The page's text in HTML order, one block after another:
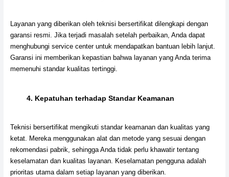
Layanan yang diberikan oleh teknisi bersertifikat dilengkapi dengan
garansi resmi. Jika terjadi masalah setelah perbaikan, Anda dapat
menghubungi service center untuk mendapatkan bantuan lebih lanjut.
Garansi ini memberikan kepastian bahwa layanan yang Anda terima
memenuhi standar kualitas tertinggi.
4. Kepatuhan terhadap Standar Keamanan
Teknisi bersertifikat mengikuti standar keamanan dan kualitas yang
ketat. Mereka menggunakan alat dan metode yang sesuai dengan
rekomendasi pabrik, sehingga Anda tidak perlu khawatir tentang
keselamatan dan kualitas layanan. Keselamatan pengguna adalah
prioritas utama dalam setiap layanan yang diberikan.